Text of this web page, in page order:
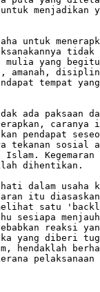
menjadikan
untuk
tidak
yang
amanah,
tempat yang
ada paksaan
caranya
pendapat
tekanan sosial
Islam.
dihentikan.
dalam usaha
itu
satu
sesiapa
reaksi
yang diberi
hendaklah